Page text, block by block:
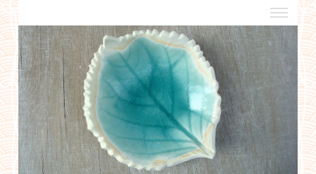
a propos
boutiques de créateurs
contact
politique de confidentialité